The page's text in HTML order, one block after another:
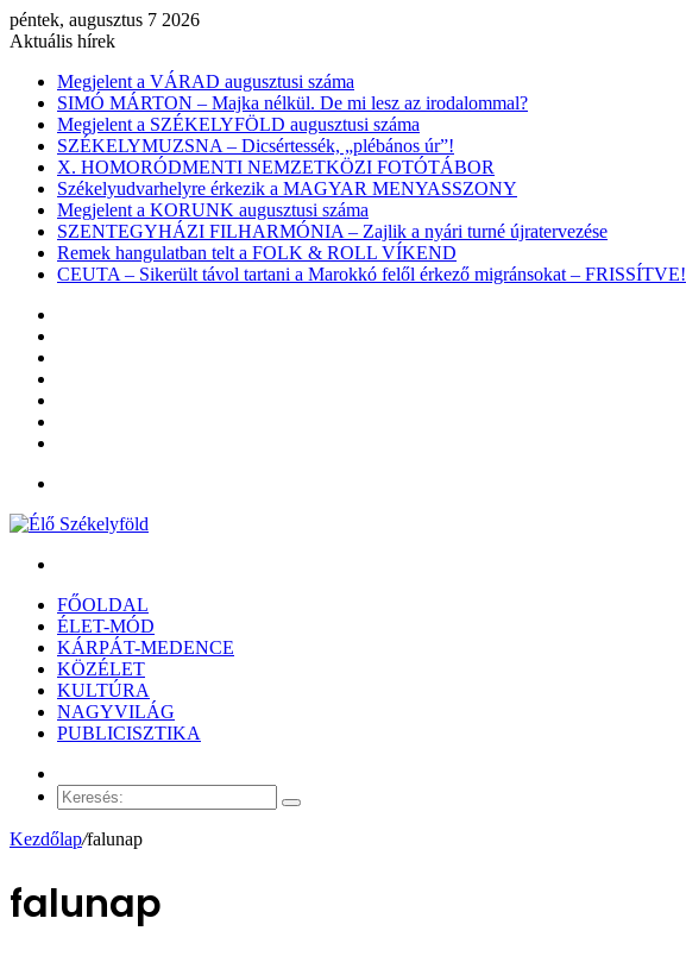
péntek, augusztus 7 2026
Aktuális hírek
Megjelent a VÁRAD augusztusi száma
SIMÓ MÁRTON – Majka nélkül. De mi lesz az irodalommal?
Megjelent a SZÉKELYFÖLD augusztusi száma
SZÉKELYMUZSNA – Dicsértessék, „plébános úr”!
X. HOMORÓDMENTI NEMZETKÖZI FOTÓTÁBOR
Székelyudvarhelyre érkezik a MAGYAR MENYASSZONY
Megjelent a KORUNK augusztusi száma
SZENTEGYHÁZI FILHARMÓNIA – Zajlik a nyári turné újratervezése
Remek hangulatban telt a FOLK & ROLL VÍKEND
CEUTA – Sikerült távol tartani a Marokkó felől érkező migránsokat – FRISSÍTVE!
FŐOLDAL
ÉLET-MÓD
KÁRPÁT-MEDENCE
KÖZÉLET
KULTÚRA
NAGYVILÁG
PUBLICISZTIKA
cikk
Keresés:
Kezdőlap/falunap
falunap